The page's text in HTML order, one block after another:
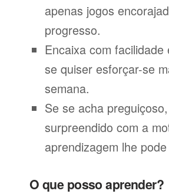
apenas jogos
progresso.
Encaixa com
se quiser esforçar-se
semana.
Se se acha
surpreendido com a
aprendizagem lhe
O que posso aprender?